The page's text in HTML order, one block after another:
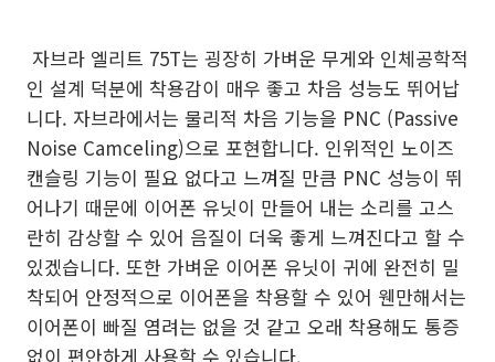
자브라 엘리트 75T는 굉장히 가벼운 무게와 인체공학적
인 설계 덕분에 착용감이 매우 좋고 차음 성능도 뛰어납
니다. 자브라에서는 물리적 차음 기능을 PNC (Passive
Noise Camceling)으로 포현합니다. 인위적인 노이즈
캔슬링 기능이 필요 없다고 느껴질 만큼 PNC 성능이 뛰
어나기 때문에 이어폰 유닛이 만들어 내는 소리를 고스
란히 감상할 수 있어 음질이 더욱 좋게 느껴진다고 할 수
있겠습니다. 또한 가벼운 이어폰 유닛이 귀에 완전히 밀
착되어 안정적으로 이어폰을 착용할 수 있어 웬만해서는
이어폰이 빠질 염려는 없을 것 같고 오래 착용해도 통증
없이 편안하게 사용할 수 있습니다.